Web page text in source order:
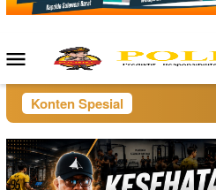
Menu
Mobile
Konten Spesial